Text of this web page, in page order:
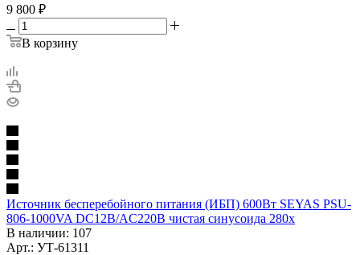
9 800 ₽
В корзину
Источник бесперебойного питания (ИБП) 600Вт SEYAS PSU-
806-1000VA DC12B/AC220B чистая синусоида 280х
В наличии: 107
Арт.: УТ-61311